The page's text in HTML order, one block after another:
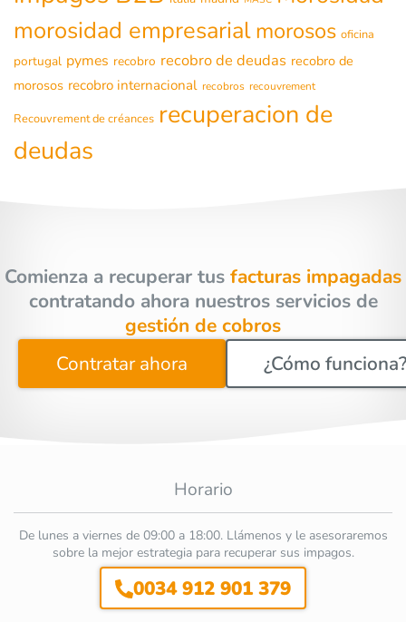
morosidad empresarialmorosos oficina
portugal pymes recobro recobro de deudas recobro de
morosos recobro internacional recobros recouvrement
Recouvrement de créances recuperacion de
deudas
Comienza a recuperar tus facturas impagadas
contratando ahora nuestros servicios de
gestión de cobros
Contratar ahora
¿Cómo funciona?
Horario
De lunes a viernes de 09:00 a 18:00. Llámenos y le asesoraremos
sobre la mejor estrategia para recuperar sus impagos.
0034 912 901 379